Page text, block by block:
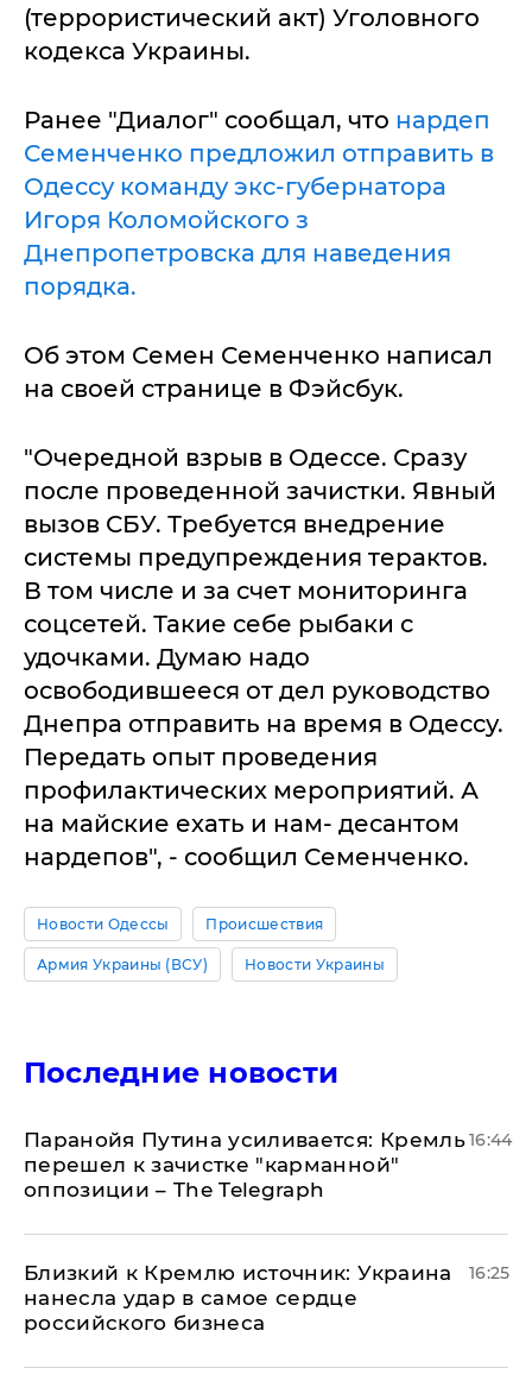
(террористический акт) Уголовного
кодекса Украины.
Ранее "Диалог" сообщал, что нардеп
Семенченко предложил отправить в
Одессу команду экс-губернатора
Игоря Коломойского з
Днепропетровска для наведения
порядка.
Об этом Семен Семенченко написал
на своей странице в Фэйсбук.
"Очередной взрыв в Одессе. Сразу
после проведенной зачистки. Явный
вызов СБУ. Требуется внедрение
системы предупреждения терактов.
В том числе и за счет мониторинга
соцсетей. Такие себе рыбаки с
удочками. Думаю надо
освободившееся от дел руководство
Днепра отправить на время в Одессу.
Передать опыт проведения
профилактических мероприятий. А
на майские ехать и нам- десантом
нардепов", - сообщил Семенченко.
Новости Одессы Происшествия
Армия Украины (ВСУ) Новости Украины
Последние новости
Паранойя Путина усиливается: Кремль
перешел к зачистке "карманной"
оппозиции – The Telegraph
16:44
Близкий к Кремлю источник: Украина
нанесла удар в самое сердце
российского бизнеса
16:25